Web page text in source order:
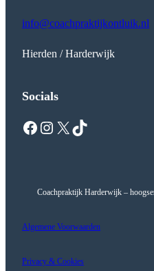
info@coachpraktijkontluik.nl
Hierden / Harderwijk
Socials
Facebook Instagram X TikTok
Coachpraktijk Harderwijk –
Algemene Voorwaarden
Privacy & Cookies